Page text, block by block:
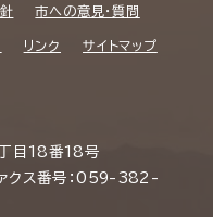
市への意見・質問
リンク サイトマップ
目18番18号
ス番号：059-382-